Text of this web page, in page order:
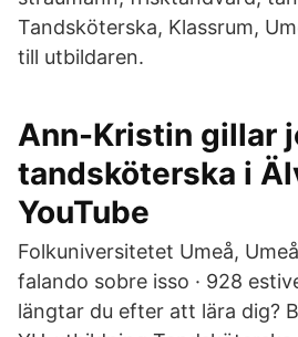
Tandsköterska, Klassrum,
till utbildaren.
Ann-Kristin gillar
tandsköterska i
YouTube
Folkuniversitetet Umeå,
falando sobre isso · 928
längtar du efter att lära dig?